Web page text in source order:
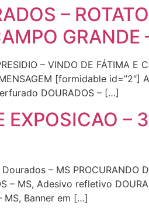
–
GRANDE
– VINDO DE FÁTIMA E
[formidable
DOURADOS – […]
EXPOSICAO –
– MS PROCURANDO
– MS, Adesivo refletivo
MS, Banner em […]